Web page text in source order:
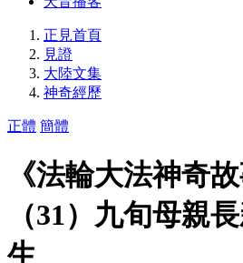
正見首頁
見證
大陸文集
神奇經歷
正體 簡體
《法輪大法神奇故
（31）九旬母親
生